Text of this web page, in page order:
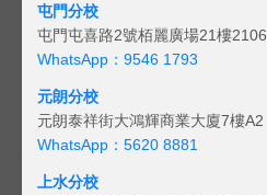
屯門分校
屯門屯喜路2號栢麗廣場21樓2106
WhatsApp：9546 1793
元朗分校
元朗泰祥街大鴻輝商業大廈7樓A2
WhatsApp：5620 8881
上水分校